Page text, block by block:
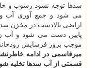
سدها توجه نشود رسوب و
می شود و جمع آوری آب
اراضی بالادست در مخزن
پایین دست می شود و آب
موجب بروز فرسایش
میرقاسمی در ادامه
قسمتی از آب سدها تخلیه